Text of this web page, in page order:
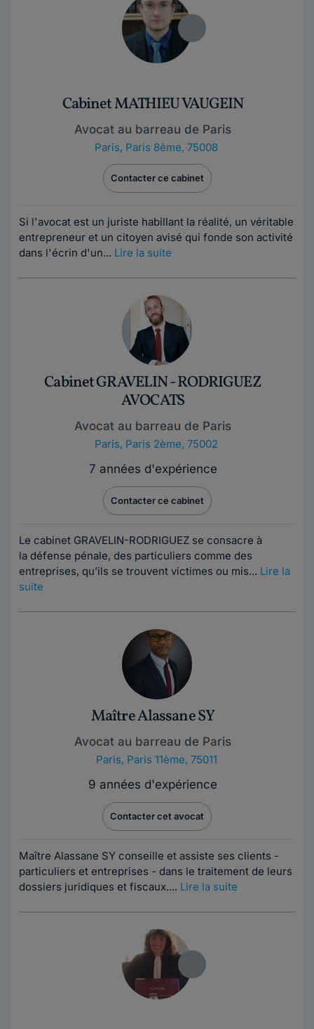
Cabinet MATHIEU VAUGEIN
Avocat au barreau de Paris
Paris, Paris 8ème, 75008
Contacter ce cabinet
Si l'avocat est un juriste habillant la réalité, un véritable
entrepreneur et un citoyen avisé qui fonde son activité
dans l'écrin d'un... Lire la suite
Cabinet GRAVELIN - RODRIGUEZ
AVOCATS
Avocat au barreau de Paris
Paris, Paris 2ème, 75002
7 années d'expérience
Contacter ce cabinet
Le cabinet GRAVELIN-RODRIGUEZ se consacre à
la défense pénale, des particuliers comme des
entreprises, qu’ils se trouvent victimes ou mis... Lire la
suite
Maître Alassane SY
Avocat au barreau de Paris
Paris, Paris 11ème, 75011
9 années d'expérience
Contacter cet avocat
Maître Alassane SY conseille et assiste ses clients -
particuliers et entreprises - dans le traitement de leurs
dossiers juridiques et fiscaux.... Lire la suite